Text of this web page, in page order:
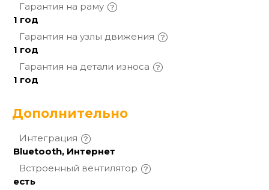
Гарантия на раму
1 год
Гарантия на узлы движения
1 год
Гарантия на детали износа
1 год
Дополнительно
Интеграция
Bluetooth, Интернет
Встроенный вентилятор
есть